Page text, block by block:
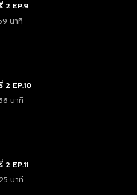
2 EP.9
นาที
2 EP.10
นาที
EP.11
นาที